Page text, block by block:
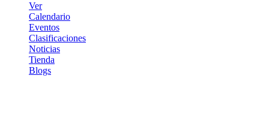
Ver
Calendario
Eventos
Clasificaciones
Noticias
Tienda
Blogs